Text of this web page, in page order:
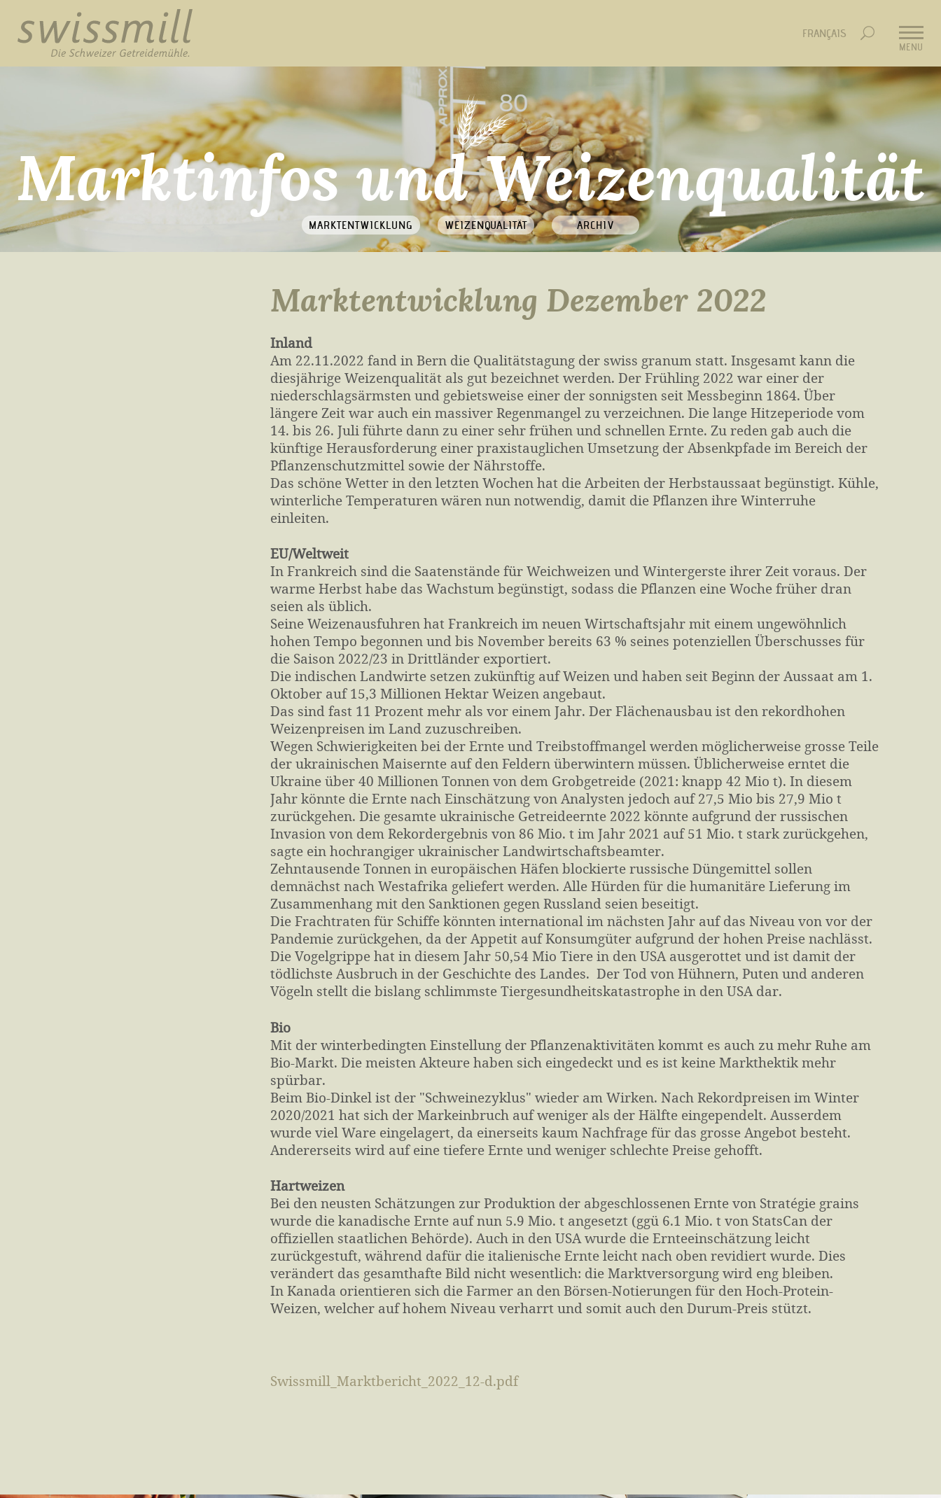
FRANÇAIS
MENU
Marktinfos und Weizenqualität
MARKTENTWICKLUNG WEIZENQUALITÄT ARCHIV
Marktentwicklung Dezember 2022
Inland
Am 22.11.2022 fand in Bern die Qualitätstagung der swiss granum statt. Insgesamt kann die
diesjährige Weizenqualität als gut bezeichnet werden. Der Frühling 2022 war einer der
niederschlagsärmsten und gebietsweise einer der sonnigsten seit Messbeginn 1864. Über
längere Zeit war auch ein massiver Regenmangel zu verzeichnen. Die lange Hitzeperiode vom
14. bis 26. Juli führte dann zu einer sehr frühen und schnellen Ernte. Zu reden gab auch die
künftige Herausforderung einer praxistauglichen Umsetzung der Absenkpfade im Bereich der
Pflanzenschutzmittel sowie der Nährstoffe.
Das schöne Wetter in den letzten Wochen hat die Arbeiten der Herbstaussaat begünstigt. Kühle,
winterliche Temperaturen wären nun notwendig, damit die Pflanzen ihre Winterruhe
einleiten.
EU/Weltweit
In Frankreich sind die Saatenstände für Weichweizen und Wintergerste ihrer Zeit voraus. Der
warme Herbst habe das Wachstum begünstigt, sodass die Pflanzen eine Woche früher dran
seien als üblich.
Seine Weizenausfuhren hat Frankreich im neuen Wirtschaftsjahr mit einem ungewöhnlich
hohen Tempo begonnen und bis November bereits 63 % seines potenziellen Überschusses für
die Saison 2022/23 in Drittländer exportiert.
Die indischen Landwirte setzen zukünftig auf Weizen und haben seit Beginn der Aussaat am 1.
Oktober auf 15,3 Millionen Hektar Weizen angebaut.
Das sind fast 11 Prozent mehr als vor einem Jahr. Der Flächenausbau ist den rekordhohen
Weizenpreisen im Land zuzuschreiben.
Wegen Schwierigkeiten bei der Ernte und Treibstoffmangel werden möglicherweise grosse Teile
der ukrainischen Maisernte auf den Feldern überwintern müssen. Üblicherweise erntet die
Ukraine über 40 Millionen Tonnen von dem Grobgetreide (2021: knapp 42 Mio t). In diesem
Jahr könnte die Ernte nach Einschätzung von Analysten jedoch auf 27,5 Mio bis 27,9 Mio t
zurückgehen. Die gesamte ukrainische Getreideernte 2022 könnte aufgrund der russischen
Invasion von dem Rekordergebnis von 86 Mio. t im Jahr 2021 auf 51 Mio. t stark zurückgehen,
sagte ein hochrangiger ukrainischer Landwirtschaftsbeamter.
Zehntausende Tonnen in europäischen Häfen blockierte russische Düngemittel sollen
demnächst nach Westafrika geliefert werden. Alle Hürden für die humanitäre Lieferung im
Zusammenhang mit den Sanktionen gegen Russland seien beseitigt.
Die Frachtraten für Schiffe könnten international im nächsten Jahr auf das Niveau von vor der
Pandemie zurückgehen, da der Appetit auf Konsumgüter aufgrund der hohen Preise nachlässt.
Die Vogelgrippe hat in diesem Jahr 50,54 Mio Tiere in den USA ausgerottet und ist damit der
tödlichste Ausbruch in der Geschichte des Landes. Der Tod von Hühnern, Puten und anderen
Vögeln stellt die bislang schlimmste Tiergesundheitskatastrophe in den USA dar.
Bio
Mit der winterbedingten Einstellung der Pflanzenaktivitäten kommt es auch zu mehr Ruhe am
Bio-Markt. Die meisten Akteure haben sich eingedeckt und es ist keine Markthektik mehr
spürbar.
Beim Bio-Dinkel ist der "Schweinezyklus" wieder am Wirken. Nach Rekordpreisen im Winter
2020/2021 hat sich der Markeinbruch auf weniger als der Hälfte eingependelt. Ausserdem
wurde viel Ware eingelagert, da einerseits kaum Nachfrage für das grosse Angebot besteht.
Andererseits wird auf eine tiefere Ernte und weniger schlechte Preise gehofft.
Hartweizen
Bei den neusten Schätzungen zur Produktion der abgeschlossenen Ernte von Stratégie grains
wurde die kanadische Ernte auf nun 5.9 Mio. t angesetzt (ggü 6.1 Mio. t von StatsCan der
offiziellen staatlichen Behörde). Auch in den USA wurde die Ernteeinschätzung leicht
zurückgestuft, während dafür die italienische Ernte leicht nach oben revidiert wurde. Dies
verändert das gesamthafte Bild nicht wesentlich: die Marktversorgung wird eng bleiben.
In Kanada orientieren sich die Farmer an den Börsen-Notierungen für den Hoch-Protein-
Weizen, welcher auf hohem Niveau verharrt und somit auch den Durum-Preis stützt.
Swissmill_Marktbericht_2022_12-d.pdf